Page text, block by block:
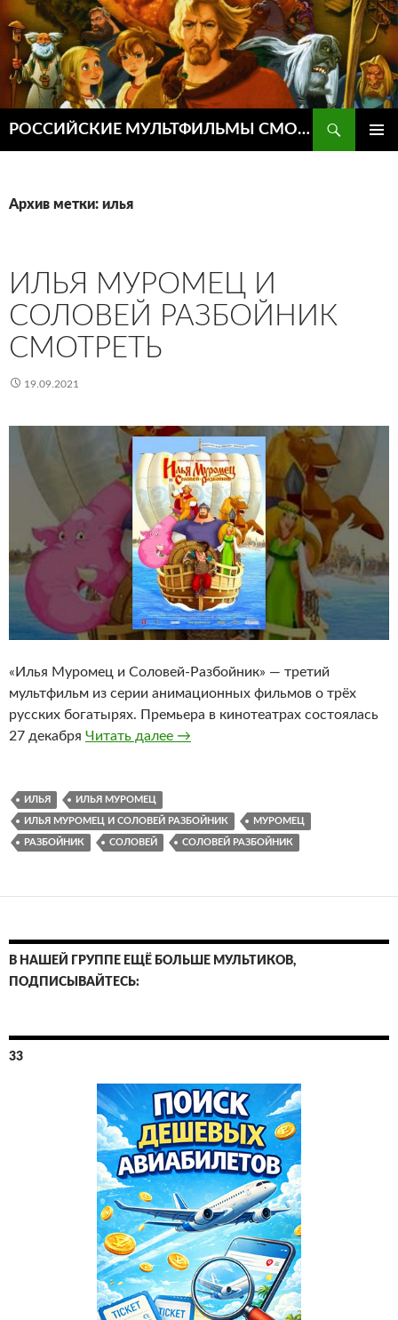
РОССИЙСКИЕ МУЛЬТФИЛЬМЫ СМОТРЕТЬ ОНЛАЙН
Архив метки: илья
ИЛЬЯ МУРОМЕЦ И
СОЛОВЕЙ РАЗБОЙНИК
СМОТРЕТЬ
19.09.2021
«Илья Муромец и Соловей-Разбойник» — третий
мультфильм из серии анимационных фильмов о трёх
русских богатырях. Премьера в кинотеатрах состоялась
27 декабря Читать далее Илья Муромец и Соловей
→
ИЛЬЯ ИЛЬЯ МУРОМЕЦ
ИЛЬЯ МУРОМЕЦ И СОЛОВЕЙ РАЗБОЙНИК МУРОМЕЦ
РАЗБОЙНИК СОЛОВЕЙ СОЛОВЕЙ РАЗБОЙНИК
В НАШЕЙ ГРУППЕ ЕЩЁ БОЛЬШЕ МУЛЬТИКОВ,
ПОДПИСЫВАЙТЕСЬ:
33